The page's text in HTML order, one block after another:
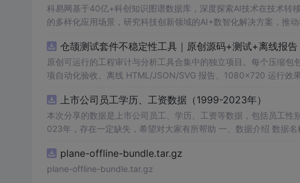
科易网基于40亿+科创知识图谱数据库，深度探索AI技术在技术转
的多样化应用场景，研究科技创新领域的AI+数智化解决方案，推动
仓颉测试套件不稳定性工具｜原创源码+测试+离线报告
原创可运行的工程审计与分析工具合集中的独立项目。每个压缩
项自动化验收、离线 HTML/JSON/SVG 报告、1080×720 运行效
示与二次开发。运行方法：Node.js 18+ 下执行 npm test 与 npm
上市公司员工学历、工资数据（1999-2023年）
本次分享的数据是上市公司员工、学历、工资等数据，包括员工
023年，存在一定缺失，希望对大家有所帮助 一、数据介绍 数据名称：上市公司员工学历、工资数据 数据范围：A股上市公司 数据年份：
市 区县 省份代码 城市代码 区县代码 首次上市年份 上市状态 员工
薪酬 支付给职工以及为职工支付的现金 员工薪酬水平 董监高年薪
plane-offline-bundle.tar.gz
plane-offline-bundle.tar.gz